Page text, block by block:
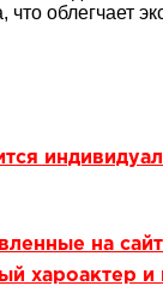
что облегчает
на
хароактер и